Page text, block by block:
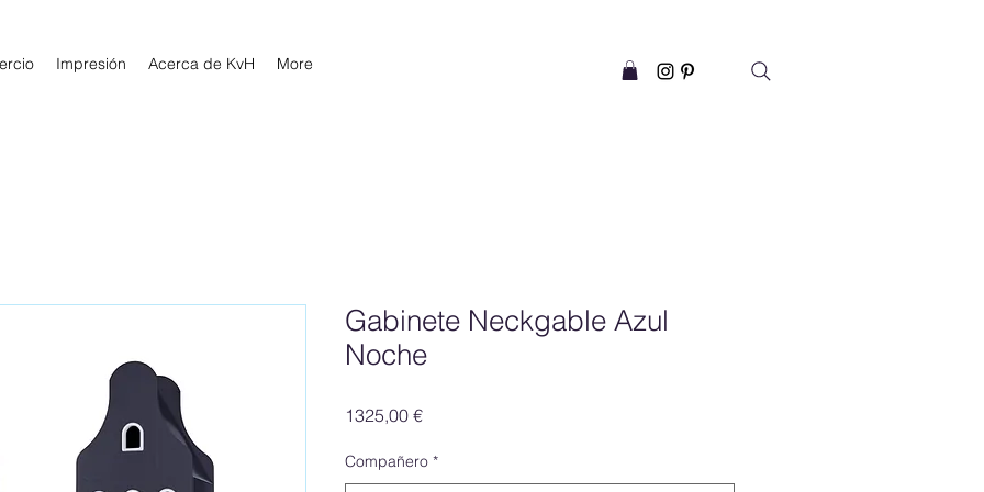
Impresión Acerca de KvH More
Gabinete Neckgable Azul
Noche
1325,00 €Precio
Compañero *